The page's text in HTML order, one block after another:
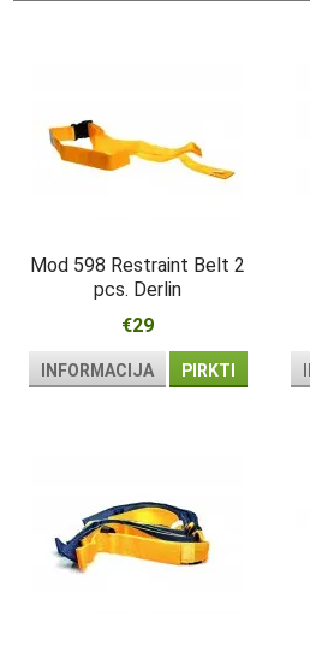
Mod 598 Restraint Belt 2
pcs. Derlin
€29
INFORMACIJA PIRKTI